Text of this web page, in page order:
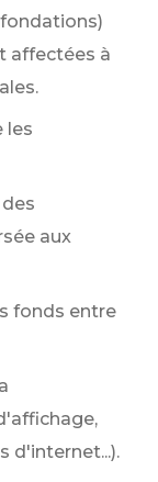
affectées à
les
aux
fonds entre
d'internet...).